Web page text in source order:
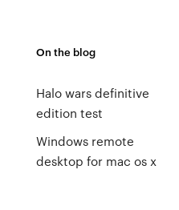
On the blog
Halo wars definitive
edition test
Windows remote
desktop for mac os x